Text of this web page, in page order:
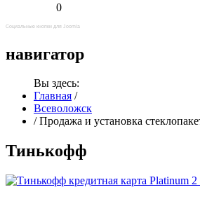
0
Социальные кнопки для Joomla
навигатор
Вы здесь:
Главная /
Всеволожск
/ Продажа и установка
Тинькофф